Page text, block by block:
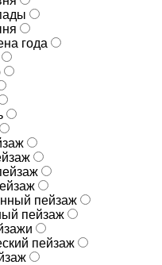
года
пейзаж
пейзаж
пейзаж